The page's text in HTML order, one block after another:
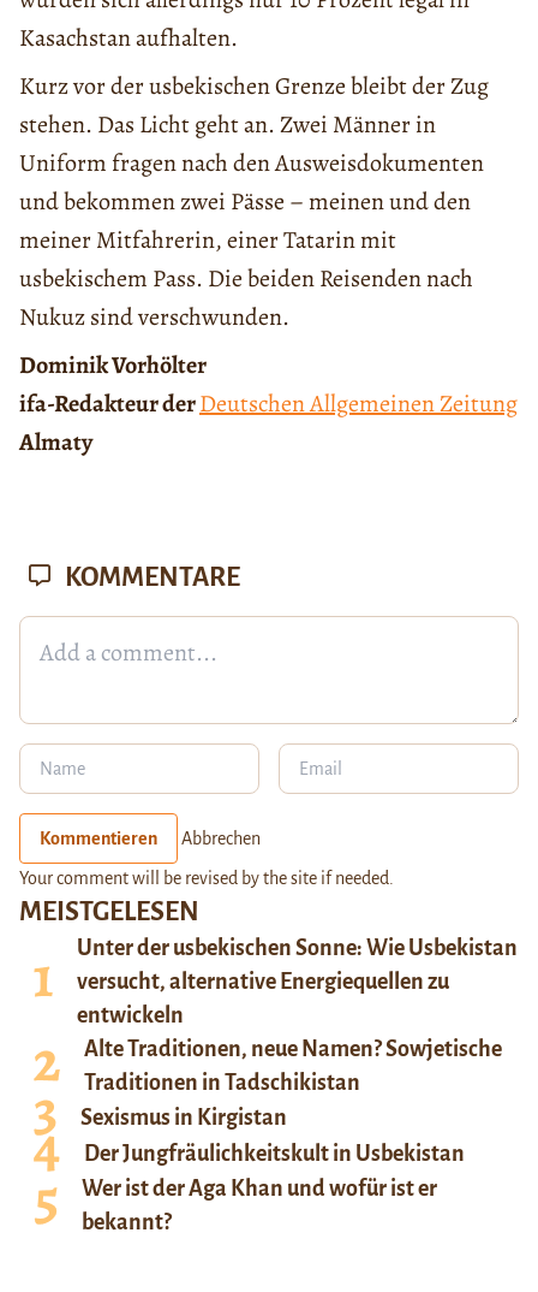
Kasachstan aufhalten.
Kurz vor der usbekischen Grenze bleibt der Zug
stehen. Das Licht geht an. Zwei Männer in
Uniform fragen nach den Ausweisdokumenten
und bekommen zwei Pässe – meinen und den
meiner Mitfahrerin, einer Tatarin mit
usbekischem Pass. Die beiden Reisenden nach
Nukuz sind verschwunden.
Dominik Vorhölter
ifa-Redakteur derDeutschen Allgemeinen Zeitung
Almaty
MEISTGELESEN
Unter der usbekischen Sonne: Wie Usbekistan
versucht, alternative Energiequellen zu
entwickeln
Alte Traditionen, neue Namen? Sowjetische
Traditionen in Tadschikistan
Sexismus in Kirgistan
Der Jungfräulichkeitskult in Usbekistan
Wer ist der Aga Khan und wofür ist er
bekannt?
KOMMENTARE
Kommentieren Abbrechen
Your comment will be revised by the site if needed.